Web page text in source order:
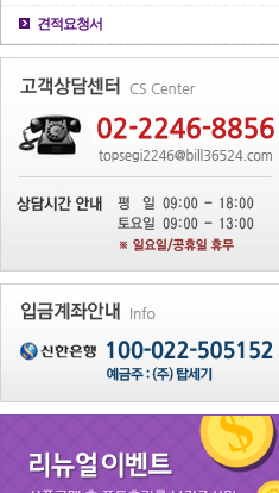
견적요청서